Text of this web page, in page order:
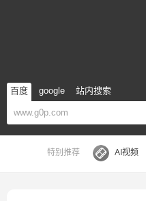
百度 google 站内搜索
特别推荐 AI视频